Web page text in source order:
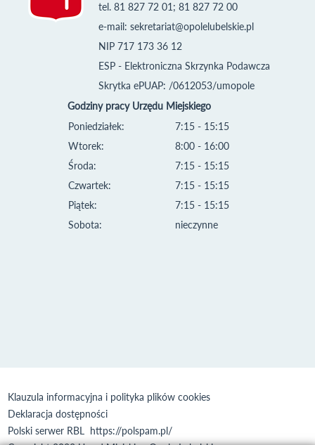
tel. 81 827 72 01; 81 827 72 00
e-mail: sekretariat@opolelubelskie.pl
NIP 717 173 36 12
ESP - Elektroniczna Skrzynka Podawcza
Skrytka ePUAP: /0612053/umopole
Godziny pracy Urzędu Miejskiego
Poniedziałek:
Wtorek:
Środa:
Czwartek:
Piątek:
Sobota:
7:15 - 15:15
8:00 - 16:00
7:15 - 15:15
7:15 - 15:15
7:15 - 15:15
nieczynne
Klauzula informacyjna i polityka plików cookies
Deklaracja dostępności
Polski serwer RBL https://polspam.pl/